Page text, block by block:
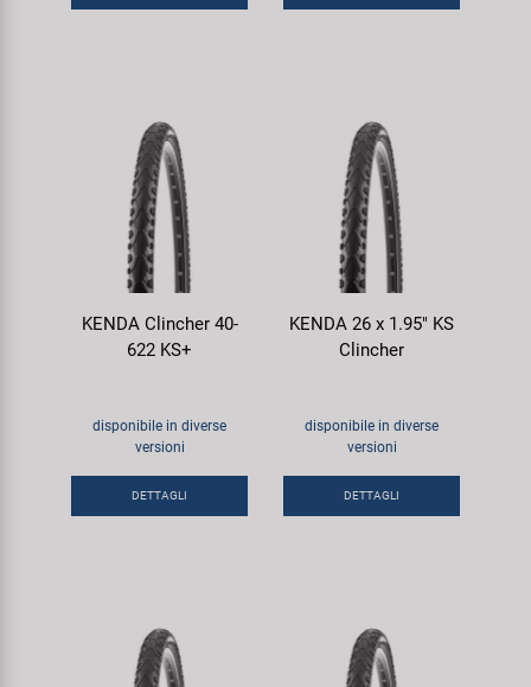
KENDA Clincher 40-
622 KS+
disponibile in diverse
versioni
DETTAGLI
KENDA 26 x 1.95" KS
Clincher
disponibile in diverse
versioni
DETTAGLI